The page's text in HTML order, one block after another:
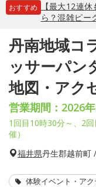
おすすめ
【最大12連
ら？混雑ピー
丹南地域コ
ッサーパン
地図・アク
営業期間：2026
1回目10時30分～、2
催）
福井県丹生郡越前
体験イベント・アク